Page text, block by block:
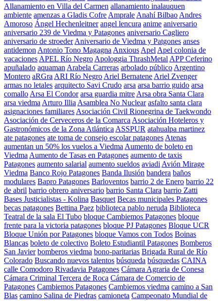
Allanamiento en Villa del Carmen allanamiento inalauquen
ambiente amenzas a Gladis Cofre Amprale Anahí Bilbao Andres
Amoroso Ángel Hechenleitner angel lencura anime aniversario
aniversario 239 de Viedma y Patagones aniversario Cagliero
aniversario de stroeder Aniversario de Viedma y Patgones anses
antidemon Antonio Tono Magagna Anxious Apel Apel colonia de
vacaciones APEL Río Negro Apologgia ThrashMetal APP Ceferino
apuñalado aquaman Arabela Carreras arbolado público Argentino
Montero aRGra ARI Río Negro Ariel Bernatene Ariel Zvenger
armas no letales arquitecto Savi Crudo arsa arsa barrio guido arsa
comallo Arsa El Condor arsa guardia mitre Arsa obra Santa Clara
arsa viedma Arturo Illia Asamblea No Nuclear asfalto santa clara
asignaciones familiares Asociación Civil Rionegrina de Taekwondo
Asociación de Cerveceros de la Comarca Asociación Hoteleros y
Gastronómicos de la Zona Atlántica ASSPUR atahualpa martinez
ate patagones ate toma de consejo escolar patagones Atenas
aumentan un 50% los vuelos a Viedma Aumento de boleto en
Viedma Aumento de Tasas en Patagones aumento de taxis
Patagones aumento salarial aumento sueldos aviadi Avión Mirage
Viedma Banco Rojo Patagones Banda Ilusión bandera baños
modulares Bapro Patagones Barloventos barrio 2 de Enero barrio 22
de abril barrio obrero aniversario barrio Santa Clara barrio Zatti
Bases Justicialistas - Kolina Basquet Becas municipales Patagones
becas patagones Bettina Paez biblioteca pablo neruda Biblioteca
Teatral de la sala El Tubo bloque Cambiemos Patagones bloque
frente para la victoria patagones bloque PJ Patagones Bloque UCR
Bloque Unión por Patagones bloque Vamos con Todos Boinas
Blancas boleto de colectivo Boleto Estudiantil Patagones Bomberos
San Javier bomberos viedma bono-paritarias Brigada Rural de Río
Colorado Buscando nuevos talentos búsqueda búsquedas CAINA
calle Comodoro Rivadavia Patagones Cámara Agraria de Conesa
Cámara Criminal Tercera de Roca Cámara de Comercio de
Patagones Cambiemos Patagones Cambiemos viedma camino a San
Blas camino Salina de Piedras camioneta Campeonato Mundial de